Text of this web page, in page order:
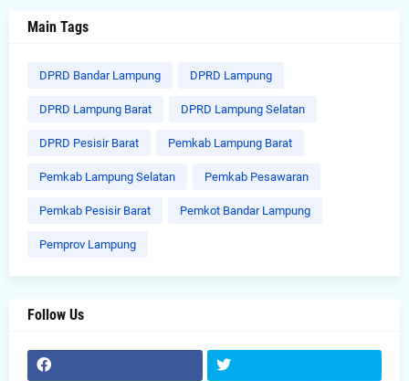
Main Tags
DPRD Bandar Lampung DPRD Lampung
DPRD Lampung Barat DPRD Lampung Selatan
DPRD Pesisir Barat Pemkab Lampung Barat
Pemkab Lampung Selatan Pemkab Pesawaran
Pemkab Pesisir Barat Pemkot Bandar Lampung
Pemprov Lampung
Follow Us